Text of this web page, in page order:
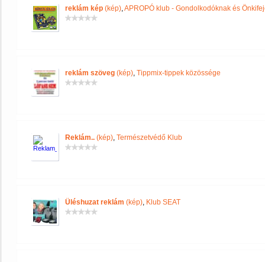
reklám kép (kép),APROPÓ klub - Gondolkodóknak és
reklám szöveg (kép), Tippmix-tippek közössége
Reklám.. (kép), Természetvédő Klub
Üléshuzat reklám (kép), Klub SEAT